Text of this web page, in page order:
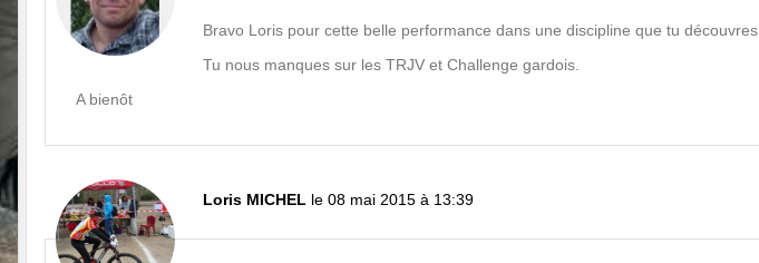
Bravo Loris pour cette belle performance dans une discipline que tu découvres.
Tu nous manques sur les TRJV et Challenge gardois.
A bienôt
Loris MICHEL le 08 mai 2015 à 13:39